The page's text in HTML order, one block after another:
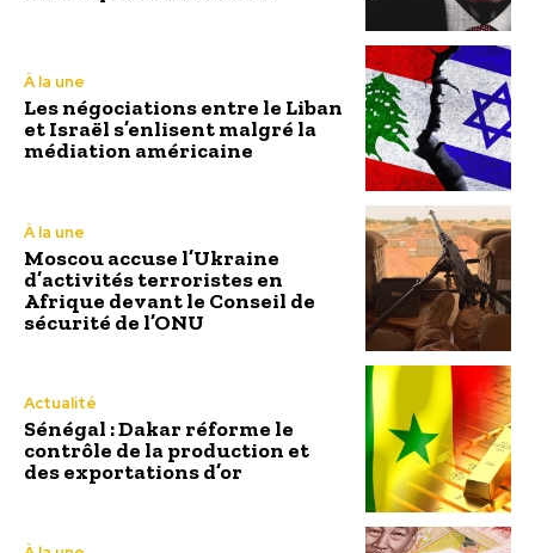
À la une
Les négociations entre le Liban
et Israël s’enlisent malgré la
médiation américaine
À la une
Moscou accuse l’Ukraine
d’activités terroristes en
Afrique devant le Conseil de
sécurité de l’ONU
Actualité
Sénégal : Dakar réforme le
contrôle de la production et
des exportations d’or